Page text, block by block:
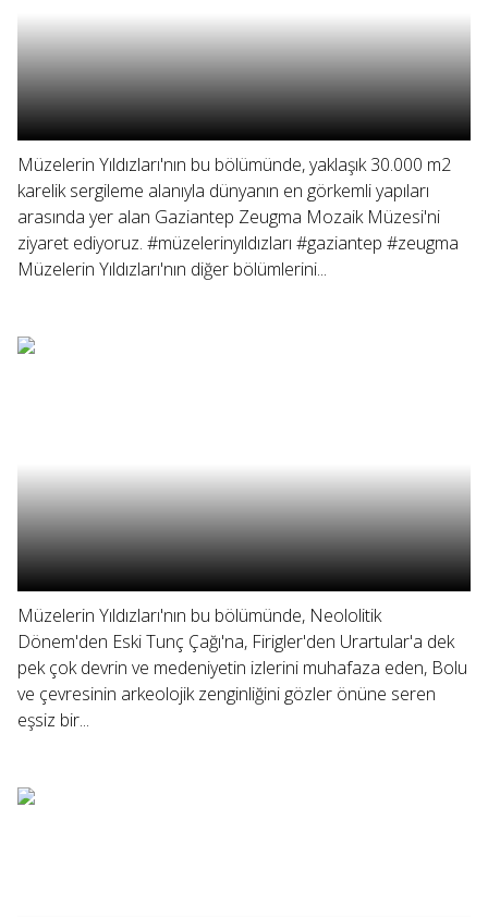
Müzelerin Yıldızları'nın bu bölümünde, yaklaşık 30.000 m2
karelik sergileme alanıyla dünyanın en görkemli yapıları
arasında yer alan Gaziantep Zeugma Mozaik Müzesi'ni
ziyaret ediyoruz. #müzelerinyıldızları #gaziantep #zeugma
Müzelerin Yıldızları'nın diğer bölümlerini...
Müzelerin Yıldızları'nın bu bölümünde, Neololitik
Dönem'den Eski Tunç Çağı'na, Firigler'den Urartular'a dek
pek çok devrin ve medeniyetin izlerini muhafaza eden, Bolu
ve çevresinin arkeolojik zenginliğini gözler önüne seren
eşsiz bir...